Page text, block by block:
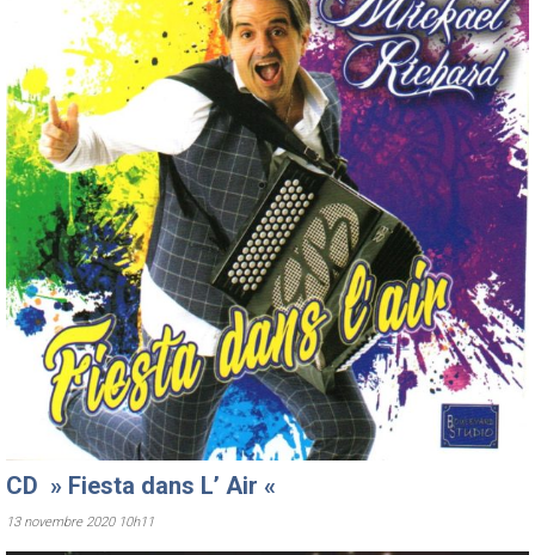
CD » Fiesta dans L’ Air «
13 novembre 2020 10h11